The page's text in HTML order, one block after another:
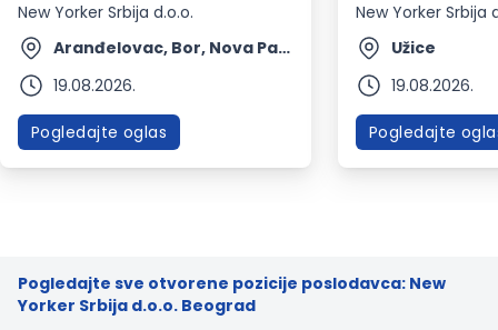
New Yorker Srbija d.o.o.
Aranđelovac, Bor, Nova Pazova
19.08.2026.
Pogledajte oglas
New Yorker Srbija
Užice
19.08.2026.
Pogledajte
Pogledajte sve otvorene pozicije poslodavca: New
Yorker Srbija d.o.o. Beograd